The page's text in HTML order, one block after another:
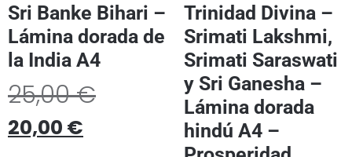
Sri Banke Bihari –
Lámina dorada de
la India A4
25,00€
20,00 €
Trinidad Divina –
Srimati Lakshmi,
Srimati Saraswati
y Sri Ganesha –
Lámina dorada
hindú A4 –